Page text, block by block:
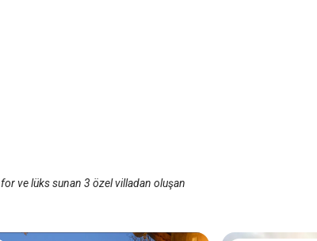
ve lüks sunan 3 özel villadan oluşan